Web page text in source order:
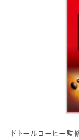
ドトールコーヒー